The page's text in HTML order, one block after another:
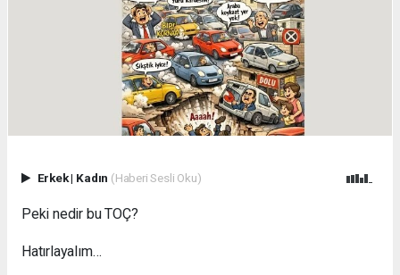
Erkek| Kadın (Haberi Sesli Oku)
Peki nedir bu TOÇ?
Hatırlayalım…